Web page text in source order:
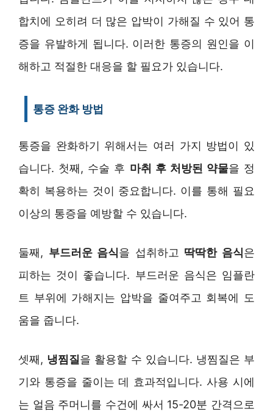
합치에 오히려 더 많은 압박이 가해질 수 있어 통
증을 유발하게 됩니다. 이러한 통증의 원인을 이
해하고 적절한 대응을 할 필요가 있습니다.
통증 완화 방법
통증을 완화하기 위해서는 여러 가지 방법이 있
습니다. 첫째, 수술 후 마취 후 처방된 약물을 정
확히 복용하는 것이 중요합니다. 이를 통해 필요
이상의 통증을 예방할 수 있습니다.
둘째, 부드러운 음식을 섭취하고 딱딱한 음식은
피하는 것이 좋습니다. 부드러운 음식은 임플란
트 부위에 가해지는 압박을 줄여주고 회복에 도
움을 줍니다.
셋째, 냉찜질을 활용할 수 있습니다. 냉찜질은 부
기와 통증을 줄이는 데 효과적입니다. 사용 시에
는 얼음 주머니를 수건에 싸서 15-20분 간격으로